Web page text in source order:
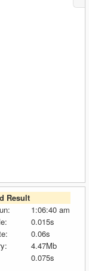
Result
1:06:40 am
0.015s
0.06s
4.47Mb
0.075s